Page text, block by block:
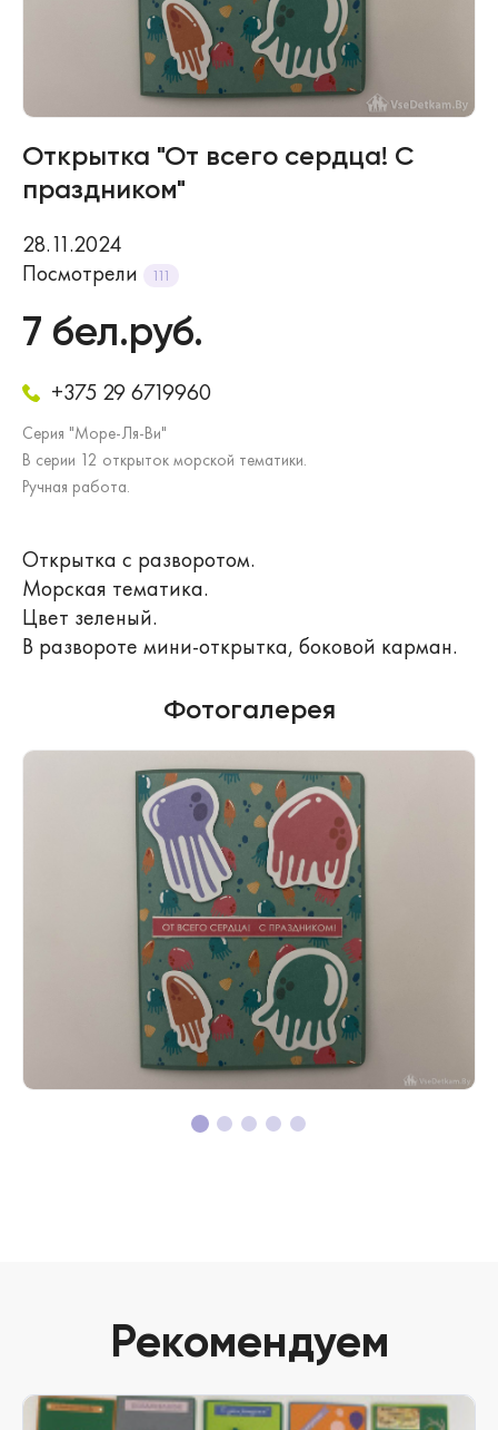
Открытка "От всего сердца! С
праздником"
28.11.2024
Посмотрели
111
7 бел.руб.
+375 29 6719960
Серия "Море-Ля-Ви"
В серии 12 открыток морской тематики.
Ручная работа.
Открытка с разворотом.
Морская тематика.
Цвет зеленый.
В развороте мини-открытка, боковой карман.
Фотогалерея
Рекомендуем